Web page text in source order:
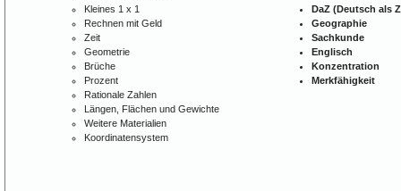
Kleines 1 x 1
Rechnen mit Geld
Zeit
Geometrie
Brüche
Prozent
Rationale Zahlen
Längen, Flächen und Gewichte
Weitere Materialien
Koordinatensystem
DaZ (Deutsch als
Geographie
Sachkunde
Englisch
Konzentration
Merkfähigkeit